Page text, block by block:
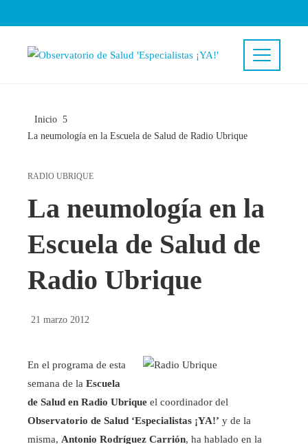
Inicio
La neumología en la Escuela de Salud de Radio Ubrique
RADIO UBRIQUE
La neumología en la
Escuela de Salud de
Radio Ubrique
21 marzo 2012
En el programa de esta
semana de la Escuela
de Salud en Radio Ubrique el coordinador del
Observatorio de Salud ‘Especialistas ¡YA!’ y de la
misma, Antonio Rodríguez Carrión, ha hablado en la